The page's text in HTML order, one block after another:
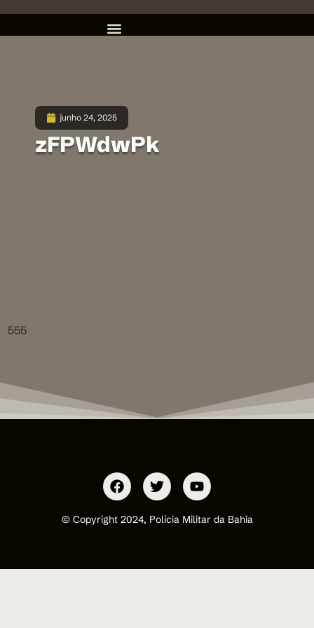
junho 24, 2025
zFPWdwPk
555
© Copyright 2024, Polícia Militar da Bahia